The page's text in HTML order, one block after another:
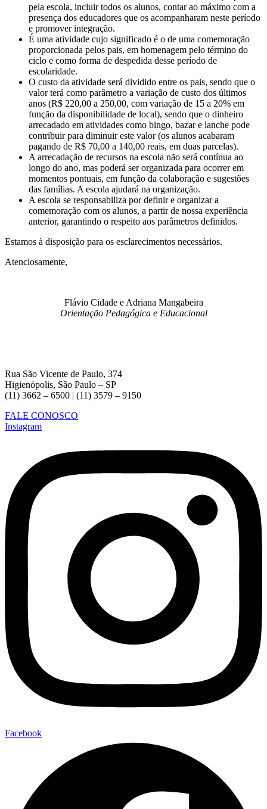
pela escola, incluir todos os alunos, contar ao máximo com a
presença dos educadores que os acompanharam neste período
e promover integração.
É uma atividade cujo significado é o de uma comemoração
proporcionada pelos pais, em homenagem pelo término do
ciclo e como forma de despedida desse período de
escolaridade.
O custo da atividade será dividido entre os pais, sendo que o
valor terá como parâmetro a variação de custo dos últimos
anos (R$ 220,00 a 250,00, com variação de 15 a 20% em
função da disponibilidade de local), sendo que o dinheiro
arrecadado em atividades como bingo, bazar e lanche pode
contribuir para diminuir este valor (os alunos acabaram
pagando de R$ 70,00 a 140,00 reais, em duas parcelas).
A arrecadação de recursos na escola não será contínua ao
longo do ano, mas poderá ser organizada para ocorrer em
momentos pontuais, em função da colaboração e sugestões
das famílias. A escola ajudará na organização.
A escola se responsabiliza por definir e organizar a
comemoração com os alunos, a partir de nossa experiência
anterior, garantindo o respeito aos parâmetros definidos.
Estamos à disposição para os esclarecimentos necessários.
Atenciosamente,
Flávio Cidade e Adriana Mangabeira
Orientação Pedagógica e Educacional
Rua São Vicente de Paulo, 374
Higienópolis, São Paulo – SP
(11) 3662 – 6500 | (11) 3579 – 9150
FALE CONOSCO
Instagram
Facebook